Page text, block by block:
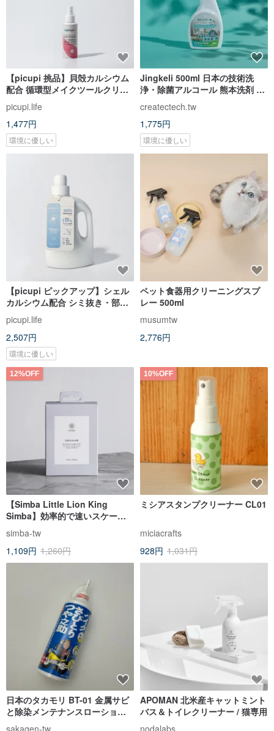
【picupi 挑品】貝殻カルシウム
配合 循環型メイクツールクリー
ニングスプレー/90ml
picupi.life
1,477円
環境に優しい
Jingkeli 500ml 日本の技術洗
浄・除菌アルコール 熊本洗剤 ピ
ュア酵素配合
createctech.tw
1,775円
環境に優しい
【picupi ピックアップ】シェル
カルシウム配合 シミ抜き・部分
洗い用洗剤 850ml
picupi.life
2,507円
環境に優しい
ペット食器用クリーニングスプ
レー 500ml
musumtw
2,776円
12%OFF
【Simba Little Lion King
Simba】効率的で速いスケール
クリーナー (30gx6 入り)
simba-tw
1,109円 1,260円
10%OFF
ミシアスタンプクリーナー CL01
miciacrafts
928円 1,031円
日本のタカモリ BT-01 金属サビ
と除染メンテナンスローション/
クリーナー (手に害を与えませ
sakagen-tw
APOMAN 北米産キャットミント
バス＆トイレクリーナー / 猫専用
nodalabs